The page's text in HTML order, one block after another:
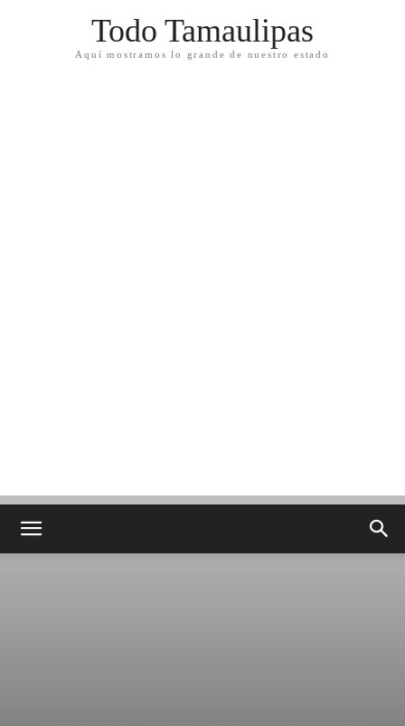
Todo Tamaulipas
Aquí mostramos lo grande de nuestro estado